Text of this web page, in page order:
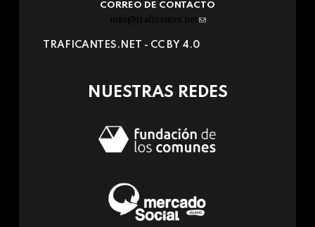
CORREO DE CONTACTO
info@traficantes.net (link
e-
TRAFICANTES.NET - CC BY 4.0
NUESTRAS REDES